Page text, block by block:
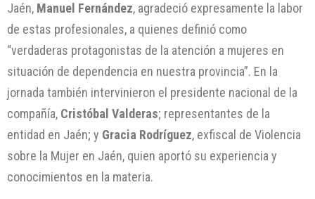
Jaén, Manuel Fernández, agradeció expresamente la labor
de estas profesionales, a quienes definió como
“verdaderas protagonistas de la atención a mujeres en
situación de dependencia en nuestra provincia”. En la
jornada también intervinieron el presidente nacional de la
compañía, Cristóbal Valderas; representantes de la
entidad en Jaén; y Gracia Rodríguez, exfiscal de Violencia
sobre la Mujer en Jaén, quien aportó su experiencia y
conocimientos en la materia.